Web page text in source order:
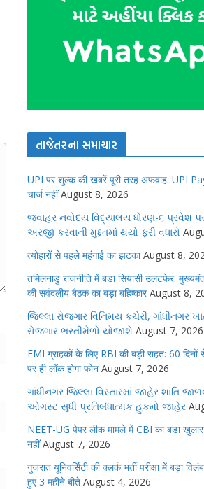
તાજેતરના સમાચાર
UPI पर शुल्क की खबरें पूरी तरह अफवाह: UPI
चार्ज नहीं August 8, 2026
જવાહર નવોદય વિદ્યાલય ધોરણ-૬ પ્રવેશ
અરજી કરવાની મુદ્દતમાં થયો ફરી વધારો
त्योहारों से पहले महंगाई का झटका August 8,
तमिलनाडु राजनीति में बड़ा सियासी उलटफेर:
की सर्वदलीय बैठक का बड़ा बहिष्कार August 8,
જિલ્લા રોજગાર વિનિમય કચેરી, ગાંધીનગર
રોજગાર ભરતીમેળો યોજાશે August 7, 2026
EMI ग्राहकों के लिए RBI की बड़ी राहत: 60 दिनों
पर ही लॉक होगा फोन August 7, 2026
ગાંધીનગર જિલ્લા વિસ્તારમાં જાહેર શાંતિ
ઓગસ્ટ સુધી પ્રતિબંધાત્મક હુકમો જાહેર
NEET-UG पेपर लीक मामले में CBI का बड़ा
नहीं August 7, 2026
गुजरात यूनिवर्सिटी की क्लर्क भर्ती परीक्षा में बड़ा
हुए 3 महीने बीते August 4, 2026